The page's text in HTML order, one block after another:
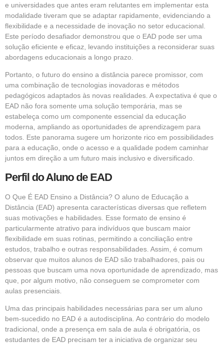
e universidades que antes eram relutantes em implementar esta
modalidade tiveram que se adaptar rapidamente, evidenciando a
flexibilidade e a necessidade de inovação no setor educacional.
Este período desafiador demonstrou que o EAD pode ser uma
solução eficiente e eficaz, levando instituições a reconsiderar suas
abordagens educacionais a longo prazo.
Portanto, o futuro do ensino a distância parece promissor, com
uma combinação de tecnologias inovadoras e métodos
pedagógicos adaptados às novas realidades. A expectativa é que o
EAD não fora somente uma solução temporária, mas se
estabeleça como um componente essencial da educação
moderna, ampliando as oportunidades de aprendizagem para
todos. Este panorama sugere um horizonte rico em possibilidades
para a educação, onde o acesso e a qualidade podem caminhar
juntos em direção a um futuro mais inclusivo e diversificado.
Perfil do Aluno de EAD
O Que É EAD Ensino a Distância? O aluno de Educação a
Distância (EAD) apresenta características diversas que refletem
suas motivações e habilidades. Esse formato de ensino é
particularmente atrativo para indivíduos que buscam maior
flexibilidade em suas rotinas, permitindo a conciliação entre
estudos, trabalho e outras responsabilidades. Assim, é comum
observar que muitos alunos de EAD são trabalhadores, pais ou
pessoas que buscam uma nova oportunidade de aprendizado, mas
que, por algum motivo, não conseguem se comprometer com
aulas presenciais.
Uma das principais habilidades necessárias para ser um aluno
bem-sucedido no EAD é a autodisciplina. Ao contrário do modelo
tradicional, onde a presença em sala de aula é obrigatória, os
estudantes de EAD precisam ter a iniciativa de organizar seu